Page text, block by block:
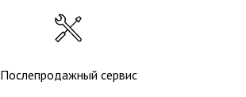
Послепродажный сервис